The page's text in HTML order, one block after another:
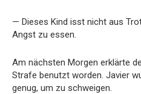
— Dieses Kind isst nicht aus
Angst zu essen.
Am nächsten Morgen erklärte
Strafe benutzt worden. Javier
genug, um zu schweigen.